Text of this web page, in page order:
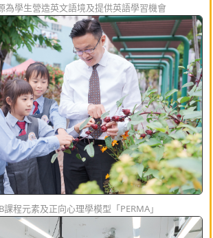
為學生營造英文語境及提供英語學習機會
程元素及正向心理學模型「PERMA」